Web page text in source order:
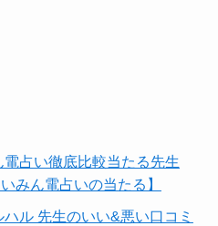
占い徹底比較当たる先生
みん電占いの当たる】
ル 先生のいい&悪い口コミ